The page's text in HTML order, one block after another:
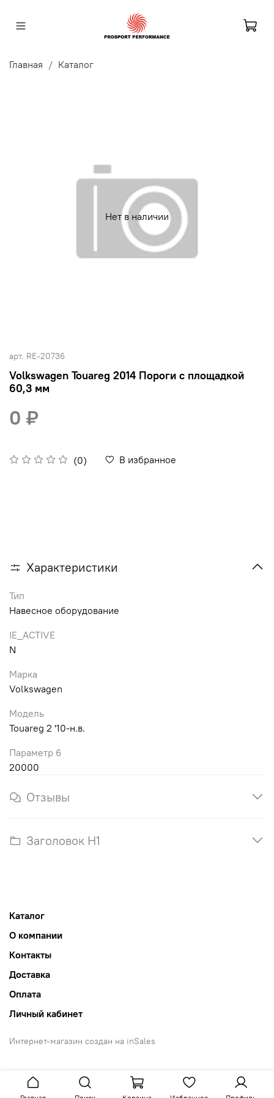
Главная Каталог
Нет в наличии
арт. RE-20736
Volkswagen Touareg 2014 Пороги с площадкой
60,3 мм
(0) В избранное
0 ₽
Характеристики
Тип
Навесное оборудование
IE_ACTIVE
N
Марка
Volkswagen
Модель
Touareg 2 '10-н.в.
Параметр 6
20000
Отзывы
Заголовок H1
Каталог
О компании
Контакты
Доставка
Оплата
Личный кабинет
Интернет-магазин создан на inSales